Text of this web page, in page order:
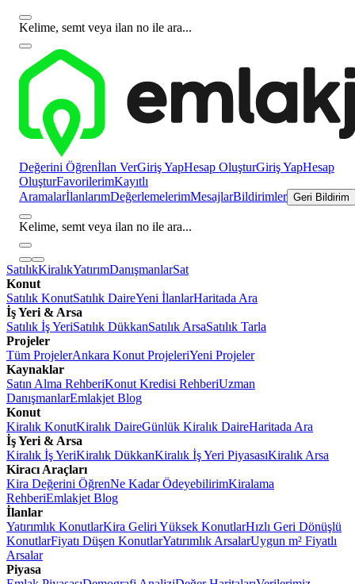
Kelime, semt veya ilan no ile ara...
Değerini Öğrenİlan VerGiriş YapHesap OluşturGiriş YapHesap
OluşturFavorilerimKayıtlı
AramalarİlanlarımDeğerlemelerimMesajlarBildirimler Geri Bildirim
Kelime, semt veya ilan no ile ara...
SatılıkKiralıkYatırımDanışmanlarSat
Konut
Satılık KonutSatılık DaireYeni İlanlarHaritada Ara
İş Yeri & Arsa
Satılık İş YeriSatılık DükkanSatılık ArsaSatılık Tarla
Projeler
Tüm ProjelerAnkara Konut ProjeleriYeni Projeler
Kaynaklar
Satın Alma RehberiKonut Kredisi RehberiUzman
DanışmanlarEmlakjet Blog
Konut
Kiralık KonutKiralık DaireGünlük Kiralık DaireHaritada Ara
İş Yeri & Arsa
Kiralık İş YeriKiralık DükkanKiralık İş Yeri PiyasasıKiralık Arsa
Kiracı Araçları
Kira Değerini ÖğrenNe Kadar ÖdeyebilirimKiralama
RehberiEmlakjet Blog
İlanlar
Yatırımlık KonutlarKira Geliri Yüksek KonutlarHızlı Geri Dönüşlü
KonutlarFiyatı Düşen KonutlarYatırımlık ArsalarUygun m² Fiyatlı
Arsalar
Piyasa